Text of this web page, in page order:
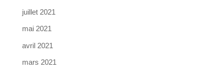
juillet 2021
mai 2021
avril 2021
mars 2021